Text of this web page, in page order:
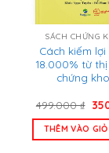
SÁCH CHỨNG
Cách kiếm lợi
18.000% từ
chứng
499.000₫ Giá
là:
THÊM VÀO